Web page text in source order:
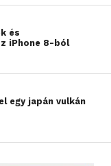
és
iPhone 8-ból
egy japán vulkán